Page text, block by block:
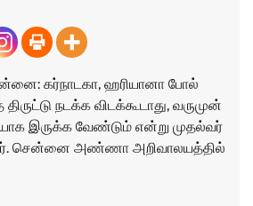
கர்நாடகா, ஹரியானா போல்
திருட்டு நடக்க விடக்கூடாது, வருமுன்
இருக்க வேண்டும் என்று முதல்வர்
சென்னை அண்ணா அறிவாலயத்தில்